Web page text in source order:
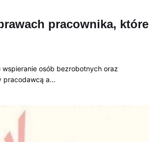
pracownika, które
osób bezrobotnych oraz
pracodawcą a…